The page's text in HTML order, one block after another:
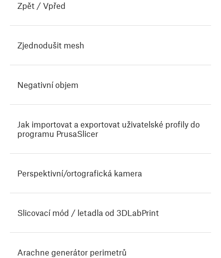
Zpět / Vpřed
Zjednodušit mesh
Negativní objem
Jak importovat a exportovat uživatelské profily do
programu PrusaSlicer
Perspektivní/ortografická kamera
Slicovací mód / letadla od 3DLabPrint
Arachne generátor perimetrů